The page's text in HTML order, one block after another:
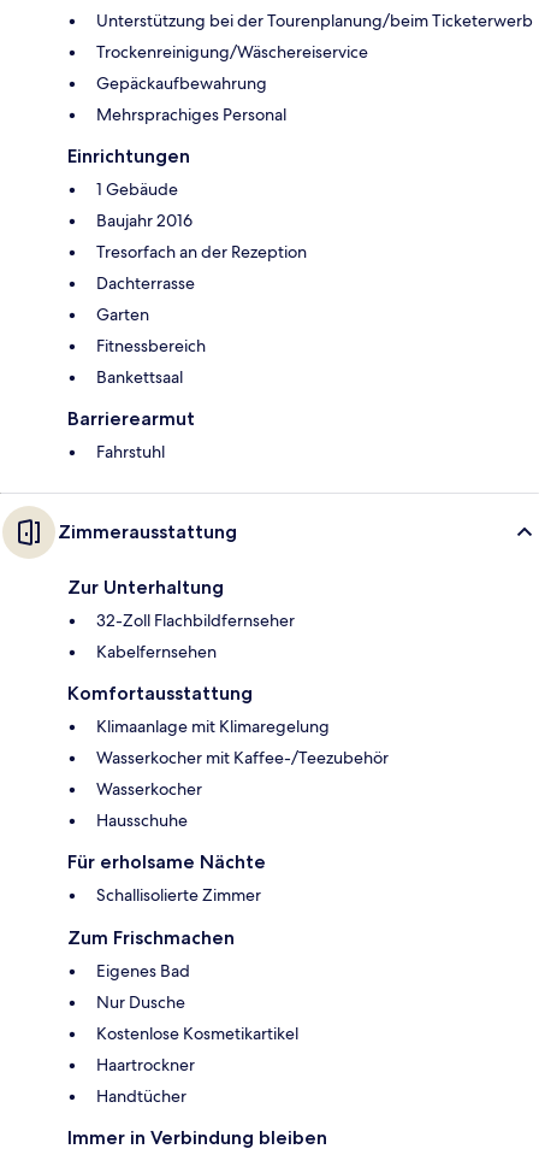
Unterstützung bei der Tourenplanung/beim Ticketerwerb
Trockenreinigung/Wäschereiservice
Gepäckaufbewahrung
Mehrsprachiges Personal
Einrichtungen
1 Gebäude
Baujahr 2016
Tresorfach an der Rezeption
Dachterrasse
Garten
Fitnessbereich
Bankettsaal
Barrierearmut
Fahrstuhl
Zimmerausstattung
Zur Unterhaltung
32-Zoll Flachbildfernseher
Kabelfernsehen
Komfortausstattung
Klimaanlage mit Klimaregelung
Wasserkocher mit Kaffee-/Teezubehör
Wasserkocher
Hausschuhe
Für erholsame Nächte
Schallisolierte Zimmer
Zum Frischmachen
Eigenes Bad
Nur Dusche
Kostenlose Kosmetikartikel
Haartrockner
Handtücher
Immer in Verbindung bleiben